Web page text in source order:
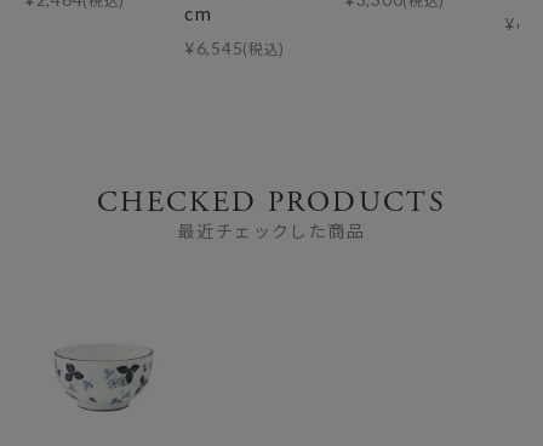
cm
¥6,545(税込)
¥
CHECKED PRODUCTS
最近チェックした商品